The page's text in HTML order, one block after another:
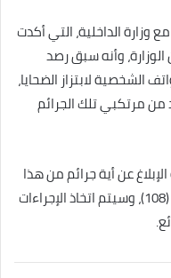
وزارة الداخلية، التي أكدت
وأنه سبق رصد
الشخصية لابتزاز الضحايا،
من مرتكبي تلك الجرائم
عن أية جرائم من هذا
النوع من خلال الاتصال على الخط الساخن (108)، وسيتم اتخاذ الإجراءات